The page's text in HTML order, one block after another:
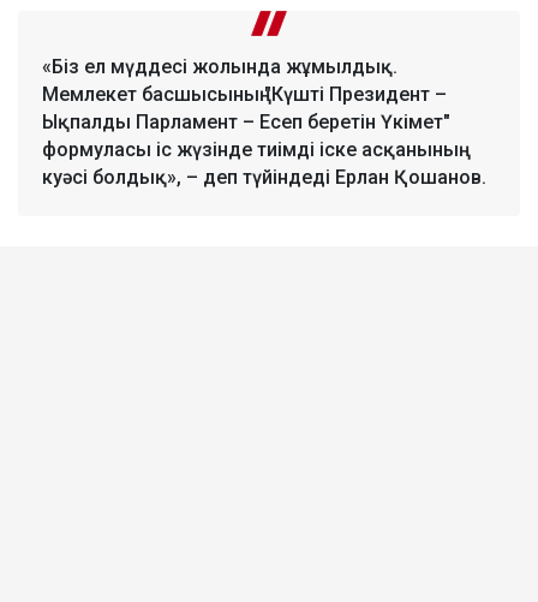
«Біз ел мүддесі жолында жұмылдық.
Мемлекет басшысының "Күшті Президент –
Ықпалды Парламент – Есеп беретін Үкімет"
формуласы іс жүзінде тиімді іске асқанының
куәсі болдық», – деп түйіндеді Ерлан Қошанов.